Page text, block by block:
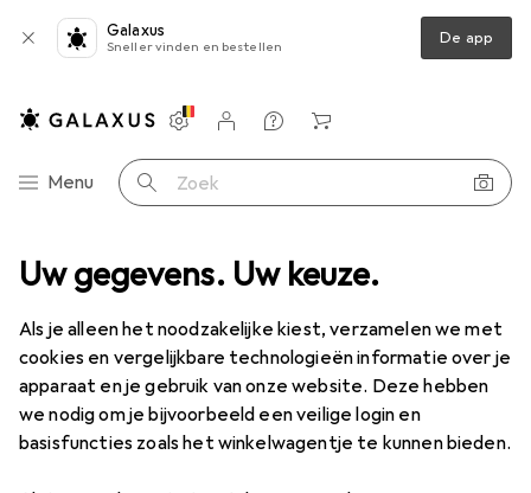
Uw gegevens. Uw keuze.
Als je alleen het noodzakelijke kiest, verzamelen we met
cookies en vergelijkbare technologieën informatie over je
apparaat en je gebruik van onze website. Deze hebben
we nodig om je bijvoorbeeld een veilige login en
basisfuncties zoals het winkelwagentje te kunnen bieden.
Galaxus
Sneller vinden en bestellen De app
Categorie navigatie
Menu Zoek op
Instellingen
Klantenaccount
Produktvergelijking
Verlanglijstje
Winkelmandje
K. Löffert
Ontdek Forum
Discussies in K. Löffert